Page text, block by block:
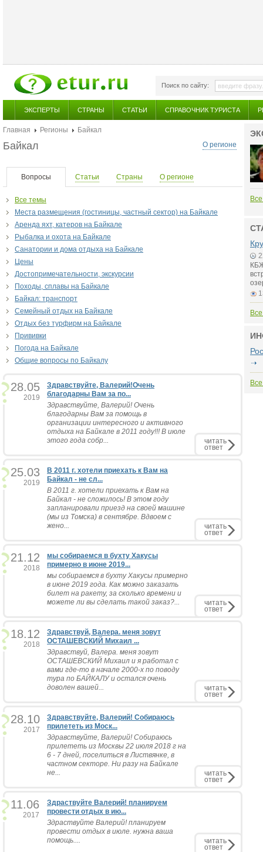
Поиск по сайту:
ЭКСПЕРТЫ СТРАНЫ СТАТЬИ СПРАВОЧНИК ТУРИСТА
Главная Регионы
Байкал
О регионе
Байкал
Вопросы Статьи Страны О регионе
Все темы
Места размещения (гостиницы, частный сектор) на Байкале
Аренда яхт, катеров на Байкале
Рыбалка и охота на Байкале
Санатории и дома отдыха на Байкале
Цены
Достопримечательности, экскурсии
Походы, сплавы на Байкале
Байкал: транспорт
Семейный отдых на Байкале
Отдых без турфирм на Байкале
Прививки
Погода на Байкале
Общие вопросы по Байкалу
28.05
2019
Здравствуйте, Валерий!Очень
благодарны Вам за по...
Здравствуйте, Валерий! Очень
благодарны Вам за помощь в
организации интересного и активного
отдыха на Байкале в 2011 году!!! В июле
этого года собр...
читать
ответ
25.03
2019
В 2011 г. хотели приехать к Вам на
Байкал - не сл...
В 2011 г. хотели приехать к Вам на
Байкал - не сложилось! В этом году
запланировали приезд на своей машине
(мы из Томска) в сентябре. Вдвоем с
жено...
читать
ответ
21.12
2018
мы собираемся в бухту Хакусы
примерно в июне 2019...
мы собираемся в бухту Хакусы примерно
в июне 2019 года. Как можно заказать
билет на ракету, за сколько времени и
можете ли вы сделать такой заказ?...
читать
ответ
18.12
2018
Здравствуй, Валера. меня зовут
ОСТАШЕВСКИЙ Михаил ...
Здравствуй, Валера. меня зовут
ОСТАШЕВСКИЙ Михаил и я работал с
вами где-то в начале 2000-х по поводу
тура по БАЙКАЛУ и остался очень
доволен вашей...
читать
ответ
28.10
2017
Здравствуйте, Валерий! Собираюсь
прилететь из Моск...
Здравствуйте, Валерий! Собираюсь
прилететь из Москвы 22 июля 2018 г на
6 - 7 дней, поселиться в Листвянке, в
частном секторе. Ни разу на Байкале
не...
читать
ответ
11.06
2017
Здраствуйте Валерий! планируем
провести отдых в ию...
Здраствуйте Валерий! планируем
провести отдых в июле. нужна ваша
помощь....
читать
ответ